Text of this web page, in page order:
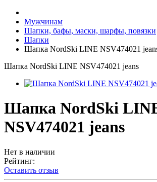
Мужчинам
Шапки, бафы, маски, шарфы, повязки
Шапки
Шапка NordSki LINE NSV474021
Шапка NordSki LINE NSV474021 jeans
Шапка NordSki
NSV474021 jeans
Нет в наличии
Рейтинг:
Оставить отзыв